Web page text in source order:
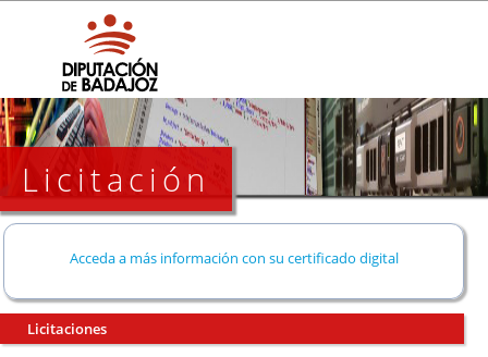
Licitación
Acceda a más información con su certificado digital
Licitaciones